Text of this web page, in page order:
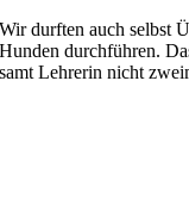
Wir durften auch selbst
Hunden durchführen.
samt Lehrerin nicht